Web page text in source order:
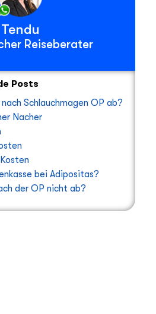
Tendu
Reiseberater
Posts
Schlauchmagen OP ab?
Nacher
bei Adipositas?
der OP nicht ab?